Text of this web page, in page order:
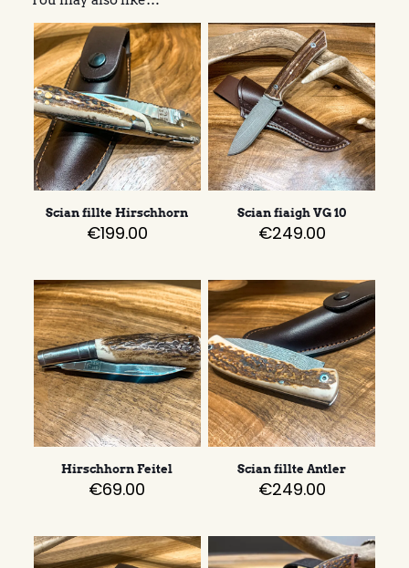
Scian fillte Hirschhorn
€199.00
Scian fiaigh VG 10
€249.00
Hirschhorn Feitel
€69.00
Scian fillte Antler
€249.00